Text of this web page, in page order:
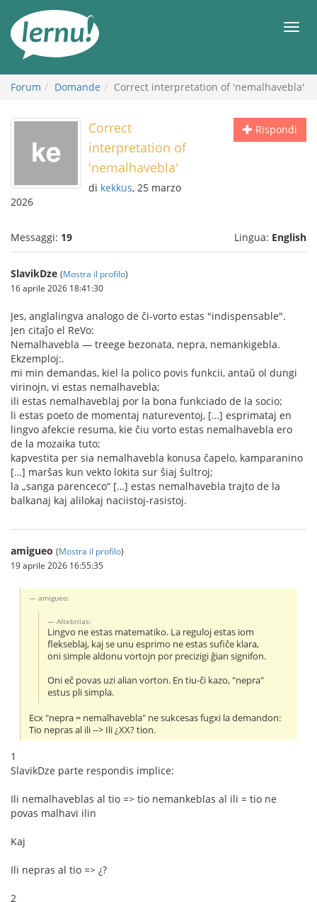
all’indice
Forum Domande Correct interpretation of 'nemalhavebla'
Rispondi
Correct
interpretation of
'nemalhavebla'
di kekkus, 25 marzo
2026
Messaggi: 19 Lingua: English
SlavikDze (Mostra il profilo)
16 aprile 2026 18:41:30
Jes, anglalingva analogo de ĉi-vorto estas "indispensable".
Jen citaĵo el ReVo:
Nemalhavebla — treege bezonata, nepra, nemankigebla.
Ekzemploj:.
mi min demandas, kiel la polico povis funkcii, antaŭ ol dungi
virinojn, vi estas nemalhavebla;
ili estas nemalhaveblaj por la bona funkciado de la socio;
li estas poeto de momentaj natureventoj, […] esprimataj en
lingvo afekcie resuma, kie ĉiu vorto estas nemalhavebla ero
de la mozaika tuto;
kapvestita per sia nemalhavebla konusa ĉapelo, kamparanino
[…] marŝas kun vekto lokita sur ŝiaj ŝultroj;
la „sanga parenceco“ […] estas nemalhavebla trajto de la
balkanaj kaj alilokaj naciistoj-rasistoj.
amigueo (Mostra il profilo)
19 aprile 2026 16:55:35
amigueo:
Altebrilas:
Lingvo ne estas matematiko. La reguloj estas iom
flekseblaj, kaj se unu esprimo ne estas sufiĉe klara,
oni simple aldonu vortojn por precizigi ĝian signifon.
Oni eĉ povas uzi alian vorton. En tiu-ĉi kazo, "nepra"
estus pli simpla.
Ecx "nepra = nemalhavebla" ne sukcesas fugxi la demandon:
Tio nepras al ili --> Ili ¿XX? tion.
1
SlavikDze parte respondis implice:
Ili nemalhaveblas al tio => tio nemankeblas al ili = tio ne
povas malhavi ilin
Kaj
Ili nepras al tio => ¿?
2